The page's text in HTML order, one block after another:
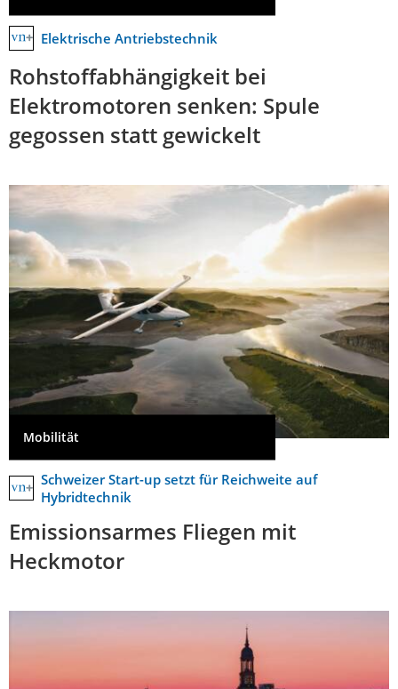
Elektrische Antriebstechnik
Rohstoffabhängigkeit bei
Elektromotoren senken: Spule
gegossen statt gewickelt
Mobilität
Schweizer Start-up setzt für Reichweite auf
Hybridtechnik
Emissionsarmes Fliegen mit
Heckmotor